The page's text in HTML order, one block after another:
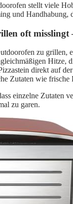
stellt viele
und Handhabung,
oft
zu
Hitze,
direkt auf
Zutaten wie
einzelne Zutaten
zu garen.